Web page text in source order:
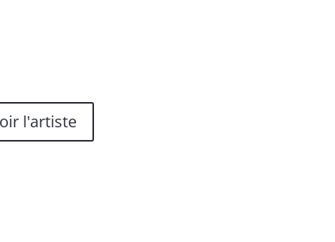
l'artiste